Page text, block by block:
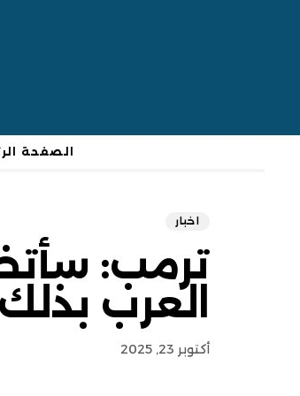
الصفحة
اخبار
ترمب:
العرب بذلك
أكتوبر 23, 2025